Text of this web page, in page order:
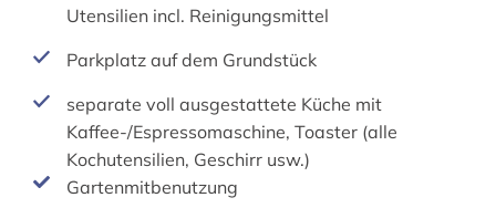
Utensilien incl. Reinigungsmittel
Parkplatz auf dem Grundstück
separate voll ausgestattete Küche mit
Kaffee-/Espressomaschine, Toaster (alle
Kochutensilien, Geschirr usw.)
Gartenmitbenutzung